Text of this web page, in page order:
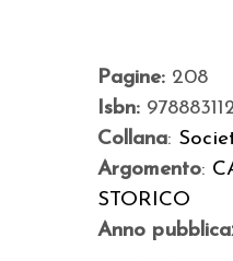
Pagine: 208
Isbn:
Collana:
Argomento:
STORICO
Anno